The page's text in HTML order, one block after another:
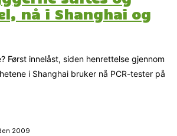
nå i Shanghai og
Først innelåst, siden henrettelse gjennom
i Shanghai bruker nå PCR-tester på
2009